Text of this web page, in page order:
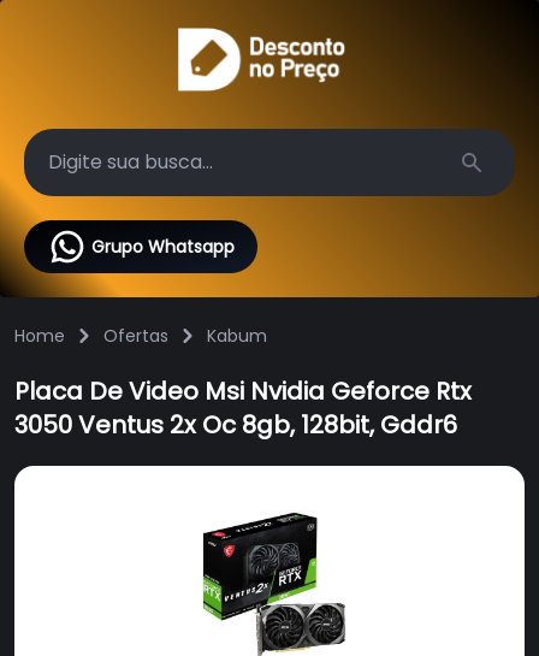
Search
Grupo Whatsapp
Home Ofertas Kabum
Placa De Video Msi Nvidia Geforce Rtx
3050 Ventus 2x Oc 8gb, 128bit, Gddr6